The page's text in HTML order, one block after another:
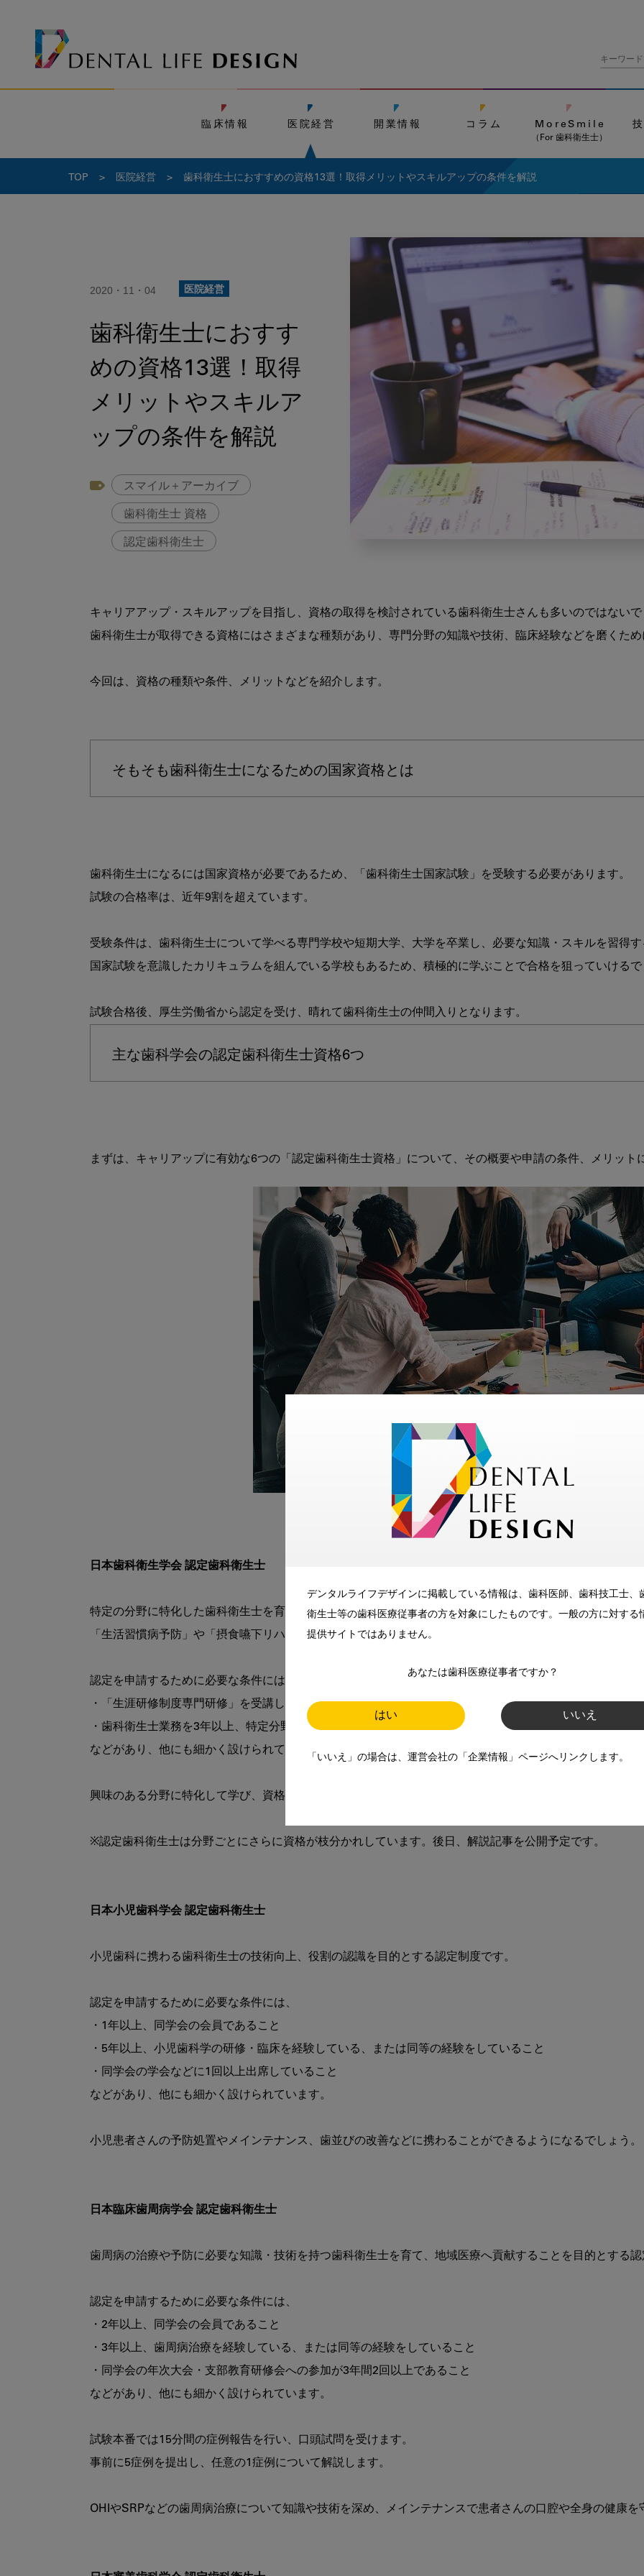
デンタルライフデザインに掲載している情報は、歯科医師、歯科技工士、
衛生士等の歯科医療従事者の方を対象にしたものです。一般の方に対する
提供サイトではありません。
あなたは歯科医療従事者ですか？
はい いいえ
「いいえ」の場合は、運営会社の「企業情報」ページへリンクします。
臨床情報 医院経営 開業情報 コラム MoreSmile
（For 歯科衛生士）
TOP > 医院経営 > 歯科衛生士におすすめの資格13選！取得メリットやスキルアップの条件を解説
2020・11・04 医院経営
歯科衛生士におすす
めの資格13選！取得
メリットやスキルア
ップの条件を解説
スマイル＋アーカイブ
歯科衛生士 資格
認定歯科衛生士
士
お
め
選！
得
ア
ッ
プ
条
件
解
キャリアアップ・スキルアップを目指し、資格の取得を検討されている歯科衛生士さんも多いのではない
歯科衛生士が取得できる資格にはさまざまな種類があり、専門分野の知識や技術、臨床経験などを磨くた
今回は、資格の種類や条件、メリットなどを紹介します。
そもそも歯科衛生士になるための国家資格とは
歯科衛生士になるには国家資格が必要であるため、「歯科衛生士国家試験」を受験する必要があります。
試験の合格率は、近年9割を超えています。
受験条件は、歯科衛生士について学べる専門学校や短期大学、大学を卒業し、必要な知識・スキルを習得
国家試験を意識したカリキュラムを組んでいる学校もあるため、積極的に学ぶことで合格を狙っていける
主な歯科学会の認定歯科衛生士資格6つ
日本歯科衛生学会 認定歯科衛生士
特定の分野に特化した歯科衛生士を育て、業務の質を向上することを目的とする認定制度です。
「生活習慣病予防」や「摂食嚥下リハビリテーション」、「障害歯科」などさまざまな分野での認定資格
認定を申請するために必要な条件には、
・「生涯研修制度専門研修」を受講し、30単位を取得すること
・歯科衛生士業務を3年以上、特定分野の業務を1年以上経験していること
などがあり、他にも細かく設けられています。
興味のある分野に特化して学び、資格を取得できるため、高水準の技術・知識を得て業務に役立てること
※認定歯科衛生士は分野ごとにさらに資格が枝分かれしています。後日、解説記事を公開予定です。
日本小児歯科学会 認定歯科衛生士
小児歯科に携わる歯科衛生士の技術向上、役割の認識を目的とする認定制度です。
認定を申請するために必要な条件には、
・1年以上、同学会の会員であること
・5年以上、小児歯科学の研修・臨床を経験している、または同等の経験をしていること
・同学会の学会などに1回以上出席していること
などがあり、他にも細かく設けられています。
小児患者さんの予防処置やメインテナンス、歯並びの改善などに携わることができるようになるでしょう。
日本臨床歯周病学会 認定歯科衛生士
歯周病の治療や予防に必要な知識・技術を持つ歯科衛生士を育て、地域医療へ貢献することを目的とする
認定を申請するために必要な条件には、
・2年以上、同学会の会員であること
・3年以上、歯周病治療を経験している、または同等の経験をしていること
・同学会の年次大会・支部教育研修会への参加が3年間2回以上であること
などがあり、他にも細かく設けられています。
試験本番では15分間の症例報告を行い、口頭試問を受けます。
事前に5症例を提出し、任意の1症例について解説します。
OHIやSRPなどの歯周病治療について知識や技術を深め、メインテナンスで患者さんの口腔や全身の健康を